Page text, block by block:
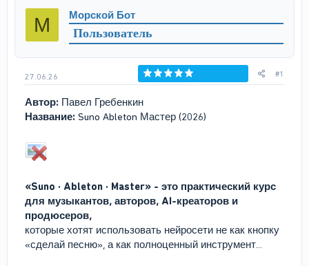
р
е
ы
ч
а
л
а
М Морской Бот
Пользователь
27.06.26
Голосов: 0
#1
Автор: Павел Гребенкин
Название: Suno Ableton Мастер (2026)
«Suno · Ableton · Master» - это практический курс
для музыкантов, авторов, AI-креаторов и
продюсеров,
которые хотят использовать нейросети не как кнопку
«сделай песню», а как полноценный инструмент...